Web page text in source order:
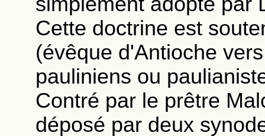
Cette doctrine est
(évêque d'Antioche
pauliniens ou
Contré par le prêtre
déposé par deux